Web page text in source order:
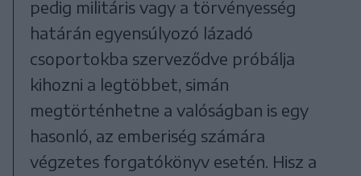
pedig militáris vagy a törvényesség
határán egyensúlyozó lázadó
csoportokba szerveződve próbálja
kihozni a legtöbbet, simán
megtörténhetne a valóságban is egy
hasonló, az emberiség számára
végzetes forgatókönyv esetén. Hisz a